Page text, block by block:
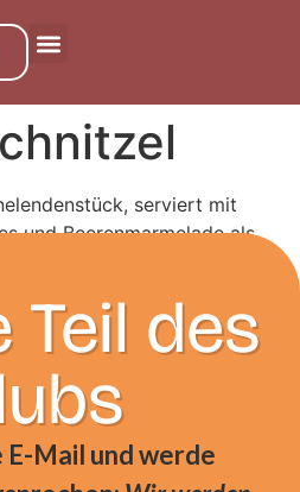
serviert mit
und Beerenmarmelade als
Teil des
Mail und werde